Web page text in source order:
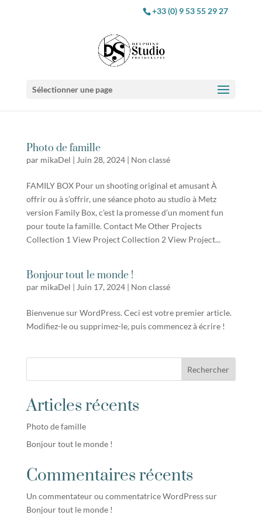
+33 (0) 9 53 55 29 27
Sélectionner une page
Photo de famille
par mikaDel | Juin 28, 2024| Non classé
FAMILY BOX Pour un shooting original et amusant À
offrir ou à s’offrir, une séance photo au studio à Metz
version Family Box, c’est la promesse d’un moment fun
pour toute la famille. Contact Me Other Projects
Collection 1 View Project Collection 2 View Project...
Bonjour tout le monde !
par mikaDel | Juin 17, 2024| Non classé
Bienvenue sur WordPress. Ceci est votre premier article.
Modifiez-le ou supprimez-le, puis commencez à écrire !
Rechercher
Articles récents
Photo de famille
Bonjour tout le monde !
Commentaires récents
Un commentateur ou commentatrice WordPresssur
Bonjour tout le monde !